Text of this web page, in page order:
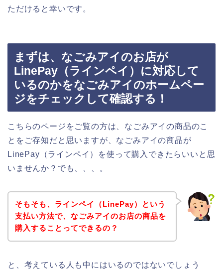
ただけると幸いです。
まずは、なごみアイのお店が
LinePay（ラインペイ）に対応して
いるのかをなごみアイのホームペー
ジをチェックして確認する！
こちらのページをご覧の方は、なごみアイの商品のこ
とをご存知だと思いますが、なごみアイの商品が
LinePay（ラインペイ）を使って購入できたらいいと思
いませんか？でも、、、。
そもそも、ラインペイ（LinePay）という
支払い方法で、なごみアイのお店の商品を
購入することってできるの？
と、考えている人も中にはいるのではないでしょう